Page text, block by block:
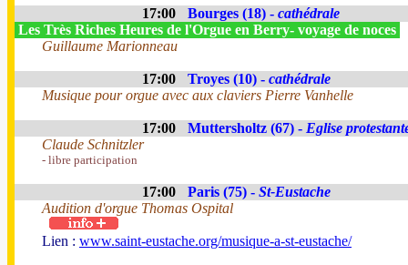
17:00 Bourges (18) - cathédrale
Les Très Riches Heures de l'Orgue en Berry- voyage de noces
Guillaume Marionneau
17:00 Troyes (10) - cathédrale
Musique pour orgue avec aux claviers Pierre Vanhelle
17:00 Muttersholtz (67) - Eglise
Claude Schnitzler
- libre participation
17:00 Paris (75) - St-Eustache
Audition d'orgue Thomas Ospital
Lien : www.saint-eustache.org/musique-a-st-eustache/